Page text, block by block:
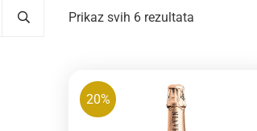
Prikaz svih 6 rezultata
20%